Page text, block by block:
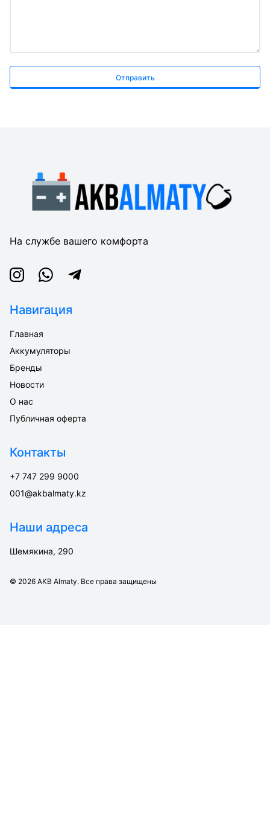
Отправить
На службе вашего комфорта
InstagramWhatsappTelegram
Навигация
Главная
Аккумуляторы
Бренды
Новости
О нас
Публичная оферта
Контакты
+7 747 299 9000
001@akbalmaty.kz
Наши адреса
Шемякина, 290
© 2026 AKB Almaty. Все права защищены